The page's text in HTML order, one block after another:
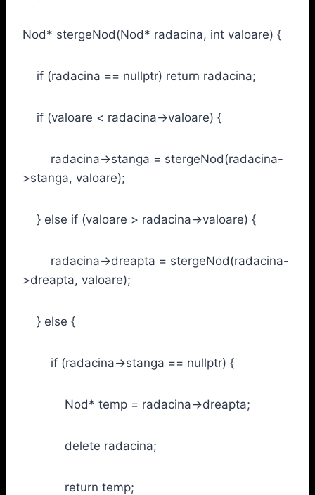
Nod* stergeNod(Nod* radacina, int valoare) {
if (radacina == nullptr) return radacina;
if (valoare < radacina->valoare) {
radacina->stanga = stergeNod(radacina-
>stanga, valoare);
} else if (valoare > radacina->valoare) {
radacina->dreapta = stergeNod(radacina-
>dreapta, valoare);
} else {
if (radacina->stanga == nullptr) {
Nod* temp = radacina->dreapta;
delete radacina;
return temp;